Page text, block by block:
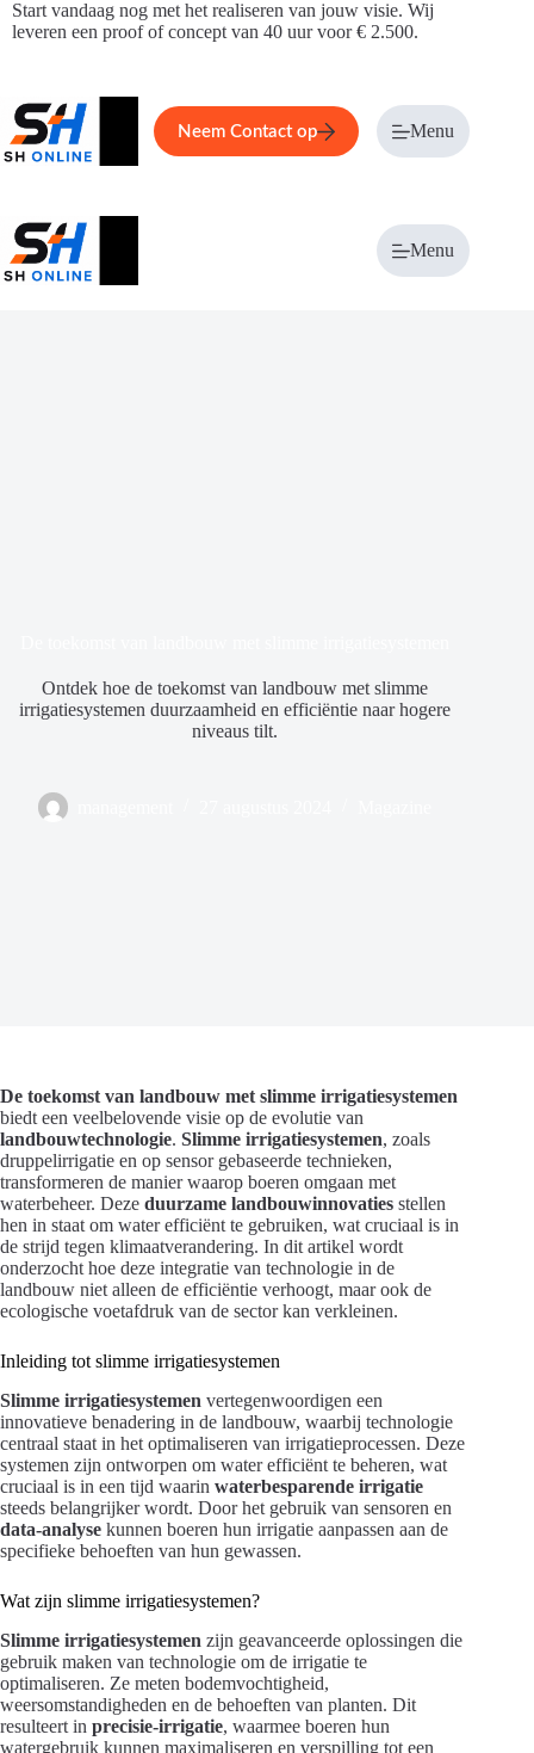
Ga
naar
Start vandaag nog met het realiseren van jouw visie. Wij
leveren een proof of concept van 40 uur voor € 2.500.
Home Service Over ons
Neem Contact op Menu
Menu
Ontdek hoe de toekomst van landbouw met slimme
irrigatiesystemen duurzaamheid en efficiëntie naar hogere
niveaus tilt.
De toekomst van landbouw met slimme irrigatiesystemen
biedt een veelbelovende visie op de evolutie van
landbouwtechnologie. Slimme irrigatiesystemen, zoals
druppelirrigatie en op sensor gebaseerde technieken,
transformeren de manier waarop boeren omgaan met
waterbeheer. Deze duurzame landbouwinnovaties stellen
hen in staat om water efficiënt te gebruiken, wat cruciaal is in
de strijd tegen klimaatverandering. In dit artikel wordt
onderzocht hoe deze integratie van technologie in de
landbouw niet alleen de efficiëntie verhoogt, maar ook de
ecologische voetafdruk van de sector kan verkleinen.
Inleiding tot slimme irrigatiesystemen
Slimme irrigatiesystemen vertegenwoordigen een
innovatieve benadering in de landbouw, waarbij technologie
centraal staat in het optimaliseren van irrigatieprocessen. Deze
systemen zijn ontworpen om water efficiënt te beheren, wat
cruciaal is in een tijd waarin waterbesparende irrigatie
steeds belangrijker wordt. Door het gebruik van sensoren en
data-analyse kunnen boeren hun irrigatie aanpassen aan de
specifieke behoeften van hun gewassen.
Wat zijn slimme irrigatiesystemen?
Slimme irrigatiesystemen zijn geavanceerde oplossingen die
gebruik maken van technologie om de irrigatie te
optimaliseren. Ze meten bodemvochtigheid,
weersomstandigheden en de behoeften van planten. Dit
resulteert in precisie-irrigatie, waarmee boeren hun
watergebruik kunnen maximaliseren en verspilling tot een